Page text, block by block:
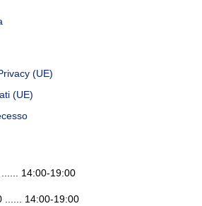
(UE)
(UE)
14:00-19:00
...... 14:00-19:00